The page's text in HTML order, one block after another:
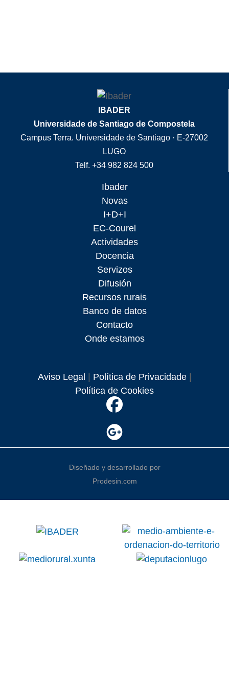
IBADER
Universidade de Santiago de Compostela
Campus Terra. Universidade de Santiago · E-27002
LUGO
Telf. +34 982 824 500
Ibader
Novas
I+D+I
EC-Courel
Actividades
Docencia
Servizos
Difusión
Recursos rurais
Banco de datos
Contacto
Onde estamos
Aviso Legal | Política de Privacidade|
Política de Cookies
Diseñado y desarrollado por
Prodesin.com